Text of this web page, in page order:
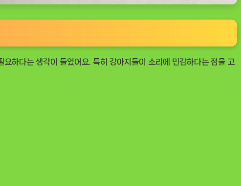
하다는 생각이 들었어요. 특히 강아지들이 소리에 민감하다는 점을 고